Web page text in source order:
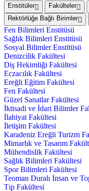
Enstitüler Fakülteler
Rektörlüğe Bağlı Birimler
Fen Bilimleri Enstitüsü
Sağlık Bilimleri Enstitüsü
Sosyal Bilimler Enstitüsü
Denizcilik Fakültesi
Diş Hekimliği Fakültesi
Eczacılık Fakültesi
Ereğli Eğitim Fakültesi
Fen Fakültesi
Güzel Sanatlar Fakültesi
İktisadi ve İdari Bilimler
İlahiyat Fakültesi
İletişim Fakültesi
Karadeniz Ereğli Turizm
Mimarlık ve Tasarım
Mühendislik Fakültesi
Sağlık Bilimleri Fakültesi
Spor Bilimleri Fakültesi
Teoman Duralı İnsan ve
Tıp Fakültesi